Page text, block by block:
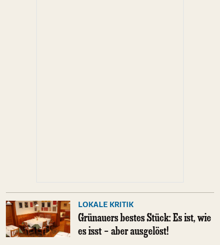
LOKALE KRITIK
Grünauers bestes Stück: Es ist, wie
es isst – aber ausgelöst!